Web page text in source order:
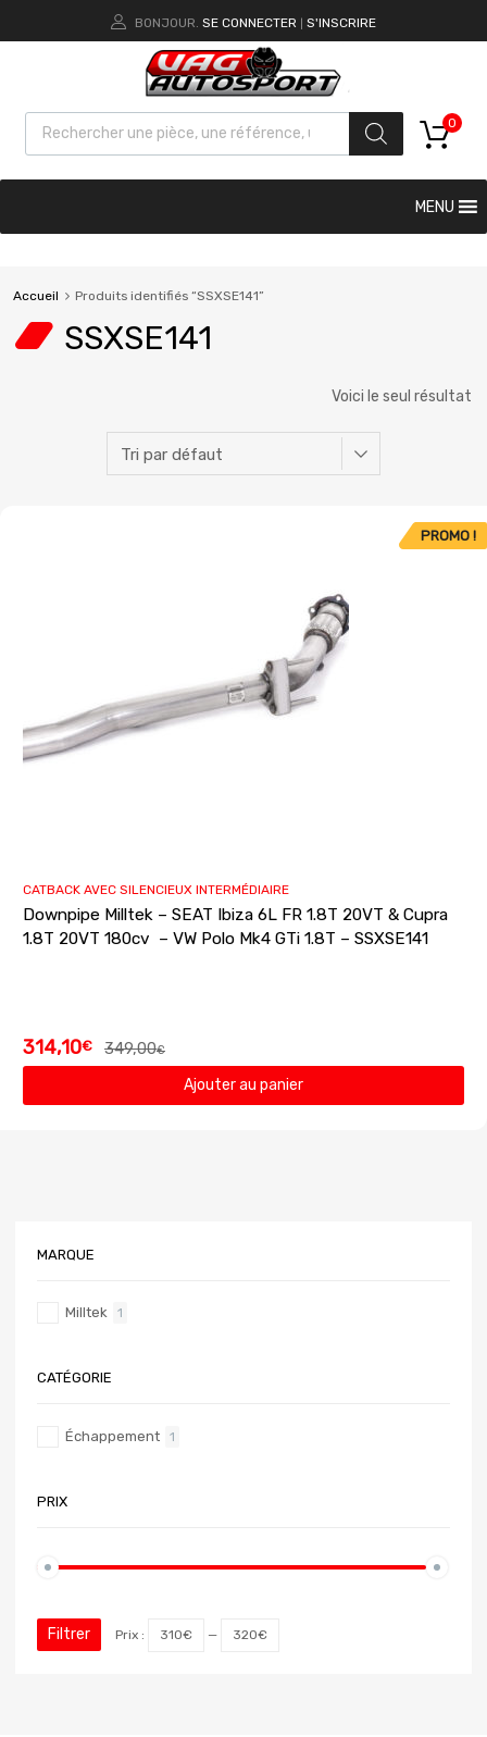
BONJOUR. SE CONNECTER S'INSCRIRE
0
MENU
Accueil Produits identifiés “SSXSE141”
SSXSE141
Voici le seul résultat
PROMO !
CATBACK AVEC SILENCIEUX INTERMÉDIAIRE
Downpipe Milltek – SEAT Ibiza 6L FR 1.8T 20VT & Cupra
1.8T 20VT 180cv – VW Polo Mk4 GTi 1.8T – SSXSE141
349,00€
314,10€
Ajouter au panier
MARQUE
Milltek 1
CATÉGORIE
Échappement 1
PRIX
Filtrer Prix : 310€ — 320€